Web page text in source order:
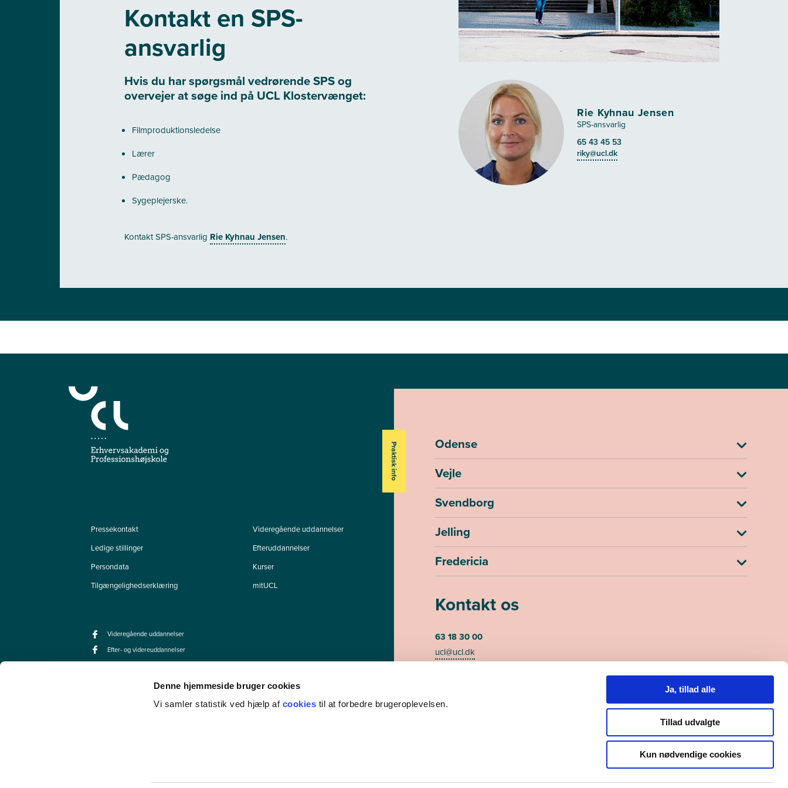
Denne hjemmeside bruger cookies
Vi samler statistik ved hjælp af cookies til at forbedre brugeroplevelsen.
Ja, tillad alle
Tillad udvalgte
Kun nødvendige cookies
Kontakt en SPS-
ansvarlig
Hvis du har spørgsmål vedrørende SPS og
overvejer at søge ind på UCL Klostervænget:
Filmproduktionsledelse
Lærer
Pædagog
Sygeplejerske.
Kontakt SPS-ansvarlig Rie Kyhnau Jensen.
Rie Kyhnau Jensen
SPS-ansvarlig
65 43 45 53
riky@ucl.dk
Pressekontakt
Ledige stillinger
Persondata
Tilgængelighedserklæring
Videregående uddannelser
Efteruddannelser
Kurser
mitUCL
Videregående uddannelser
Efter- og videreuddannelser
Praktisk info
Odense
Vejle
Svendborg
Jelling
Fredericia
Kontakt os
63 18 30 00
ucl@ucl.dk
CVR-nummer 30859480